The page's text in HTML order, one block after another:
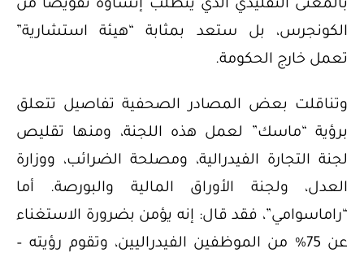
بالمعنى التقليدي الذي يتطلب إنشاؤه تفويضًا من
الكونجرس، بل ستعد بمثابة “هيئة استشارية”
تعمل خارج الحكومة.
وتناقلت بعض المصادر الصحفية تفاصيل تتعلق
برؤية “ماسك” لعمل هذه اللجنة، ومنها تقليص
لجنة التجارة الفيدرالية، ومصلحة الضرائب، ووزارة
العدل، ولجنة الأوراق المالية والبورصة. أما
“راماسوامي”، فقد قال: إنه يؤمن بضرورة الاستغناء
عن 75% من الموظفين الفيدراليين، وتقوم رؤيته –